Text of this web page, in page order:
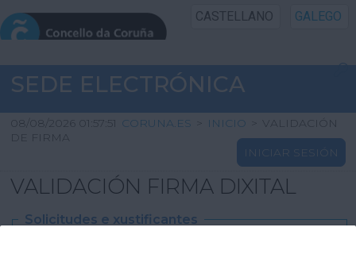
CASTELLANO GALEGO
INICIO SEDE
INICIO
INFORMACIÓN PÚBLICA
SEDE ELECTRÓNICA
08/08/2026 01:57:51 CORUNA.ES > INICIO >
VALIDACIÓN
DE FIRMA
INICIAR SESIÓN
VALIDACIÓN FIRMA DIXITAL
Solicitudes e xustificantes